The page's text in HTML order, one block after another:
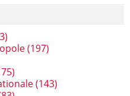
(197)
(143)